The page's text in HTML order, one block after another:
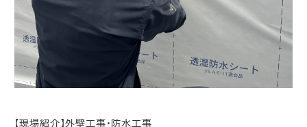
【現場紹介】外壁工事・防水工事